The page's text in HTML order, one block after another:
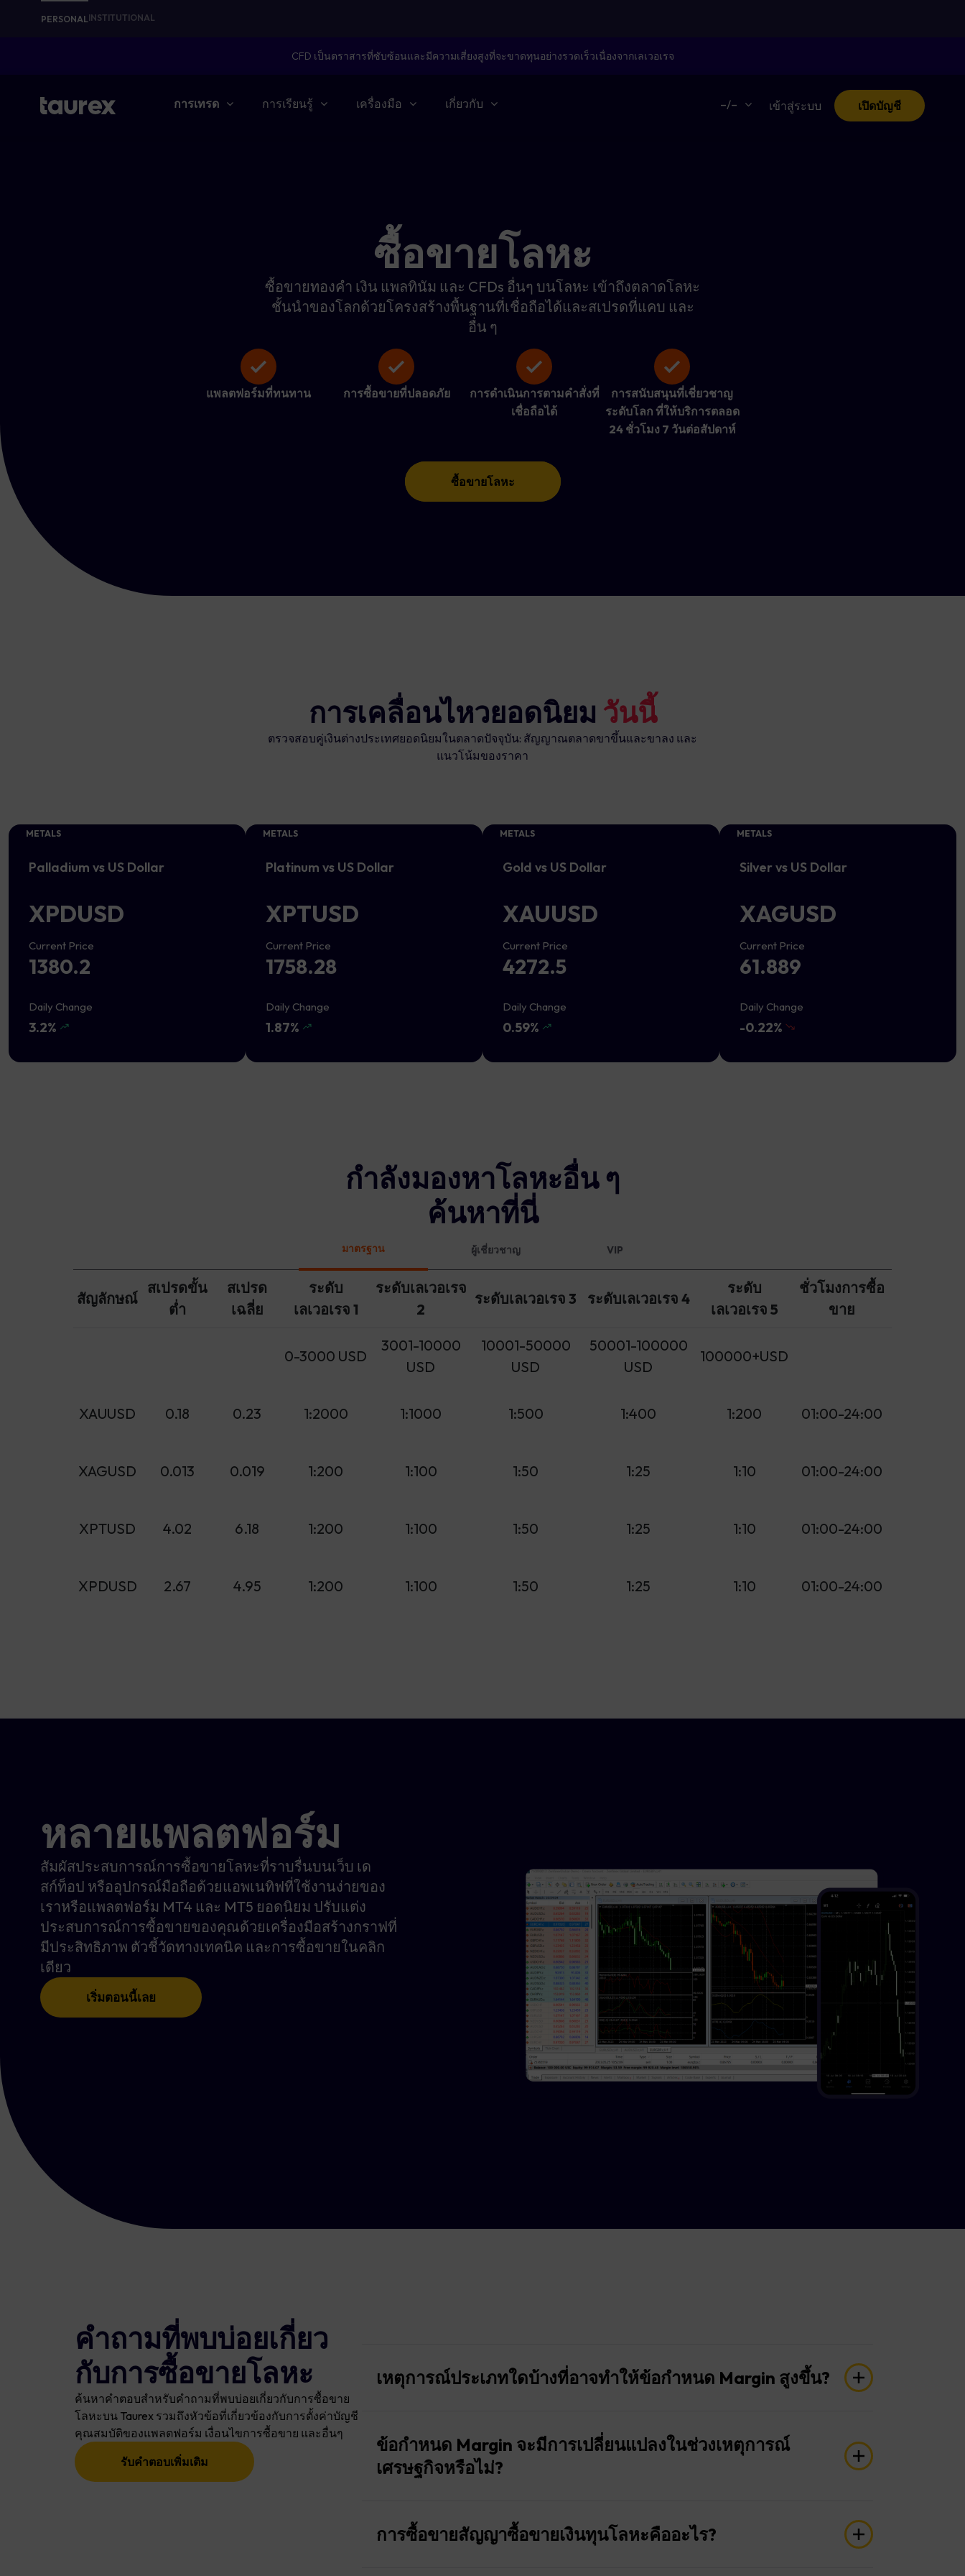
PERSONALINSTITUTIONAL
CFD เป็นตราสารที่ซับซ้อนและมีความเสี่ยงสูงที่จะขาดทุนอย่างรวดเร็วเนื่องจากเลเวอเรจ
การเทรด การเรียนรู้ เครื่องมือ เกี่ยวกับ –/– เข้าสู่ระบบ เปิดบัญชี
ซื้อขายโลหะ
ซื้อขายทองคำ เงิน แพลทินัม และ CFDs อื่นๆ บนโลหะ เข้าถึงตลาดโลหะ
ชั้นนำของโลกด้วยโครงสร้างพื้นฐานที่เชื่อถือได้และสเปรดที่แคบ และ
อื่น ๆ
แพลตฟอร์มที่ทนทาน การซื้อขายที่ปลอดภัย
การดำเนินการตามคำสั่งที่
เชื่อถือได้
การสนับสนุนที่เชี่ยวชาญ
ระดับโลก ที่ให้บริการตลอด
24 ชั่วโมง 7 วันต่อสัปดาห์
ซื้อขายโลหะ
การเคลื่อนไหวยอดนิยม วันนี้
ตรวจสอบคู่เงินต่างประเทศยอดนิยมในตลาดปัจจุบัน: สัญญาณตลาดขาขึ้นและขาลง และ
แนวโน้มของราคา
METALS
Palladium vs US Dollar
XPDUSD
Current Price
1380.2
Daily Change
3.2%
METALS
Platinum vs US Dollar
XPTUSD
Current Price
1758.28
Daily Change
1.87%
METALS
Gold vs US Dollar
XAUUSD
Current Price
4272.5
Daily Change
0.59%
METALS
Silver vs US Dollar
XAGUSD
Current Price
61.889
Daily Change
-0.22%
กำลังมองหาโลหะอื่น ๆ
ค้นหาที่นี่
มาตรฐาน ผู้เชี่ยวชาญ VIP
สัญลักษณ์
สเปรดขั้น
ต่ำ
สเปรด
เฉลี่ย
ระดับ
เลเวอเรจ 1
ระดับเลเวอเรจ
2
ระดับเลเวอเรจ 3 ระดับเลเวอเรจ 4
ระดับ
เลเวอเรจ 5
ชั่วโมงการซื้อ
ขาย
0-3000 USD
3001-10000
USD
10001-50000
USD
50001-100000
USD
100000+USD
XAUUSD 0.18 0.23 1:2000 1:1000 1:500 1:400 1:200 01:00-24:00
XAGUSD 0.013 0.019 1:200 1:100 1:50 1:25 1:10 01:00-24:00
XPTUSD 4.02 6.18 1:200 1:100 1:50 1:25 1:10 01:00-24:00
XPDUSD 2.67 4.95 1:200 1:100 1:50 1:25 1:10 01:00-24:00
หลายแพลตฟอร์ม
สัมผัสประสบการณ์การซื้อขายโลหะที่ราบรื่นบนเว็บ เด
สก์ท็อป หรืออุปกรณ์มือถือด้วยแอพเนทิฟที่ใช้งานง่ายของ
เราหรือแพลตฟอร์ม MT4 และ MT5 ยอดนิยม ปรับแต่ง
ประสบการณ์การซื้อขายของคุณด้วยเครื่องมือสร้างกราฟที่
มีประสิทธิภาพ ตัวชี้วัดทางเทคนิค และการซื้อขายในคลิก
เดียว
เริ่มตอนนี้เลย
คำถามที่พบบ่อยเกี่ยว
กับการซื้อขายโลหะ
ค้นหาคำตอบสำหรับคำถามที่พบบ่อยเกี่ยวกับการซื้อขาย
โลหะบน Taurex รวมถึงหัวข้อที่เกี่ยวข้องกับการตั้งค่าบัญชี
คุณสมบัติของแพลตฟอร์ม เงื่อนไขการซื้อขาย และอื่นๆ
รับคำตอบเพิ่มเติม
เหตุการณ์ประเภทใดบ้างที่อาจทำให้ข้อกำหนด Margin สูงขึ้น?
อัตราดอกเบี้ยของธนาคารกลาง ตัวเลข Non-Farm Payroll (NFP), CPI, และ GDP รวมถึงช่วงเวลา
Daily Rollover และช่วงก่อนการปิดตลาดในวันสุดสัปดาห์
ข้อกำหนด Margin จะมีการเปลี่ยนแปลงในช่วงเหตุการณ์
เศรษฐกิจหรือไม่?
สำหรับคำสั่งซื้อขายใหม่ เพื่อให้แน่ใจว่าสถานะที่เปิดในช่วงที่ตลาดมีความผันผวนสูงมีเงินทุน
รองรับอย่างเหมาะสม ซึ่งช่วยลดความเสี่ยงจากการเปิดสถานะขนาดใหญ่ในช่วงที่ตลาดมีความ
การซื้อขายสัญญาซื้อขายเงินทุนโลหะคืออะไร?